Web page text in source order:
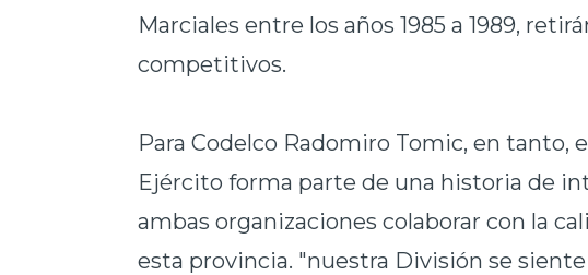
Marciales entre los años 1985 a 1989,
competitivos.
Para Codelco Radomiro Tomic, en tanto,
Ejército forma parte de una historia de
ambas organizaciones colaborar con la
esta provincia. "nuestra División se